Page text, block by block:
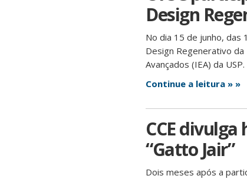
Design
No dia 15 de junho, das
Design Regenerativo
Avançados (IEA) da USP.
Continue a leitura » »
CCE divulga
“Gatto Jair”
Dois meses após a